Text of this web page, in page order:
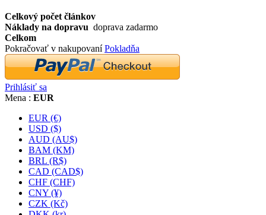
Celkový počet článkov
Náklady na dopravu doprava zadarmo
Celkom
Pokračovať v nakupovaníPokladňa
Prihlásiť sa
Mena : EUR
EUR (€)
USD ($)
AUD (AU$)
BAM (KM)
BRL (R$)
CAD (CAD$)
CHF (CHF)
CNY (¥)
CZK (Kč)